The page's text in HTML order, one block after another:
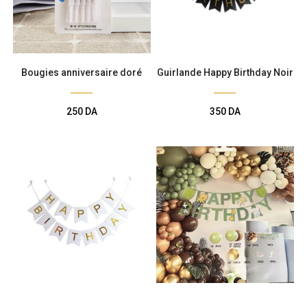
Bougies anniversaire doré
250 DA
Guirlande Happy Birthday Noir
350 DA